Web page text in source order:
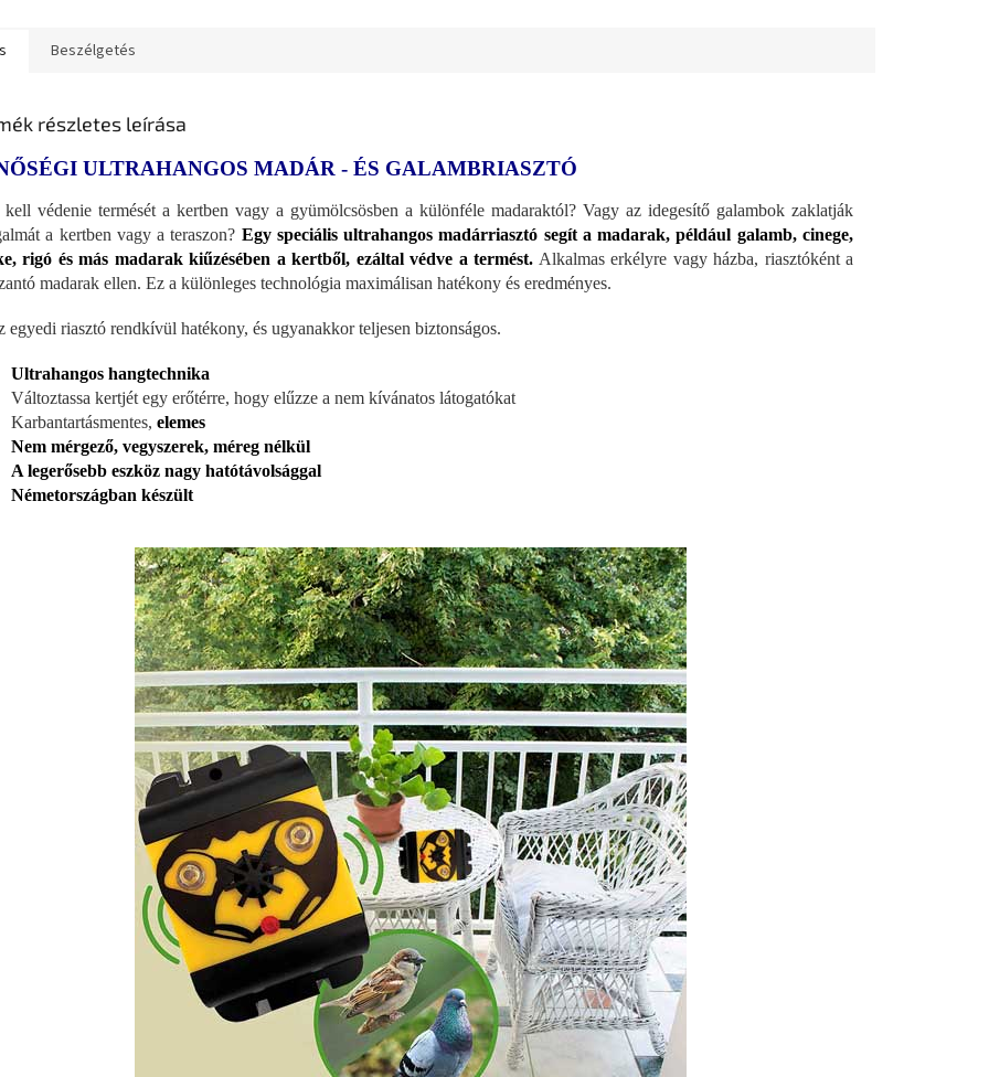
Beszélgetés
részletes leírása
ULTRAHANGOS MADÁR - ÉS GALAMBRIASZTÓ
védenie termését a kertben vagy a gyümölcsösben a különféle madaraktól? Vagy az idegesítő galambok zaklatják
a kertben vagy a teraszon? Egy speciális ultrahangos madárriasztó segít a madarak, például galamb, cinege,
rigó és más madarak kiűzésében a kertből, ezáltal védve a termést. Alkalmas erkélyre vagy házba, riasztóként a
madarak ellen. Ez a különleges technológia maximálisan hatékony és eredményes.
egyedi riasztó rendkívül hatékony, és ugyanakkor teljesen biztonságos.
Ultrahangos hangtechnika
Változtassa kertjét egy erőtérre, hogy elűzze a nem kívánatos látogatókat
Karbantartásmentes, elemes
Nem mérgező, vegyszerek, méreg nélkül
A legerősebb eszköz nagy hatótávolsággal
Németországban készült